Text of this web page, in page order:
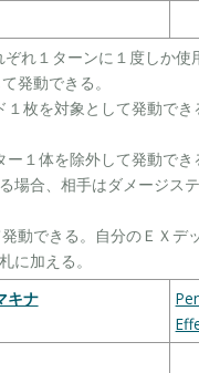
れ１ターンに１度しか使
発動できる。
枚を対象として発動で
１体を除外して発動で
場合、相手はダメージス
動できる。自分のＥＸデ
に加える。
キナ